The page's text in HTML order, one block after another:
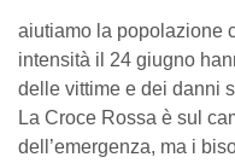
aiutiamo la popolazione
intensità il 24 giugno
delle vittime e dei danni
La Croce Rossa è sul
dell’emergenza, ma i